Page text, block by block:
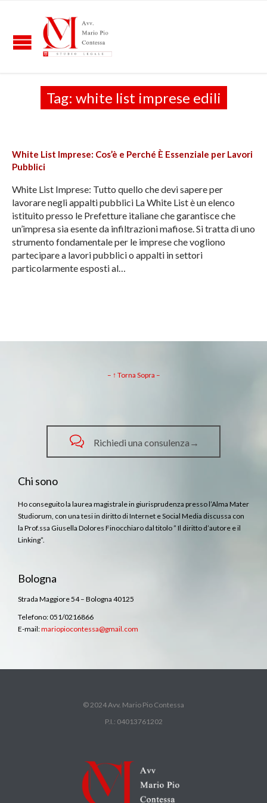
Tag: white list imprese edili
White List Imprese: Cos’è e Perché È Essenziale per Lavori
Pubblici
White List Imprese: Tutto quello che devi sapere per
lavorare negli appalti pubblici La White List è un elenco
istituito presso le Prefetture italiane che garantisce che
un’impresa sia esente da infiltrazioni mafiose. Si tratta di uno
strumento fondamentale per le imprese che vogliono
partecipare a lavori pubblici o appalti in settori
particolarmente esposti al…
– ↑ Torna Sopra –
 Richiedi una consulenza→
Chi sono
Ho conseguito la laurea magistrale in giurisprudenza presso l’Alma Mater
Studiorum, con una tesi in diritto di Internet e Social Media discussa con
la Prof.ssa Giusella Dolores Finocchiaro dal titolo ” Il diritto d’autore e il
Linking”.
Bologna
Strada Maggiore 54 – Bologna 40125
Telefono: 051/0216866
E-mail:mariopiocontessa@gmail.com
© 2024 Avv. Mario Pio Contessa
P.I.: 04013761202